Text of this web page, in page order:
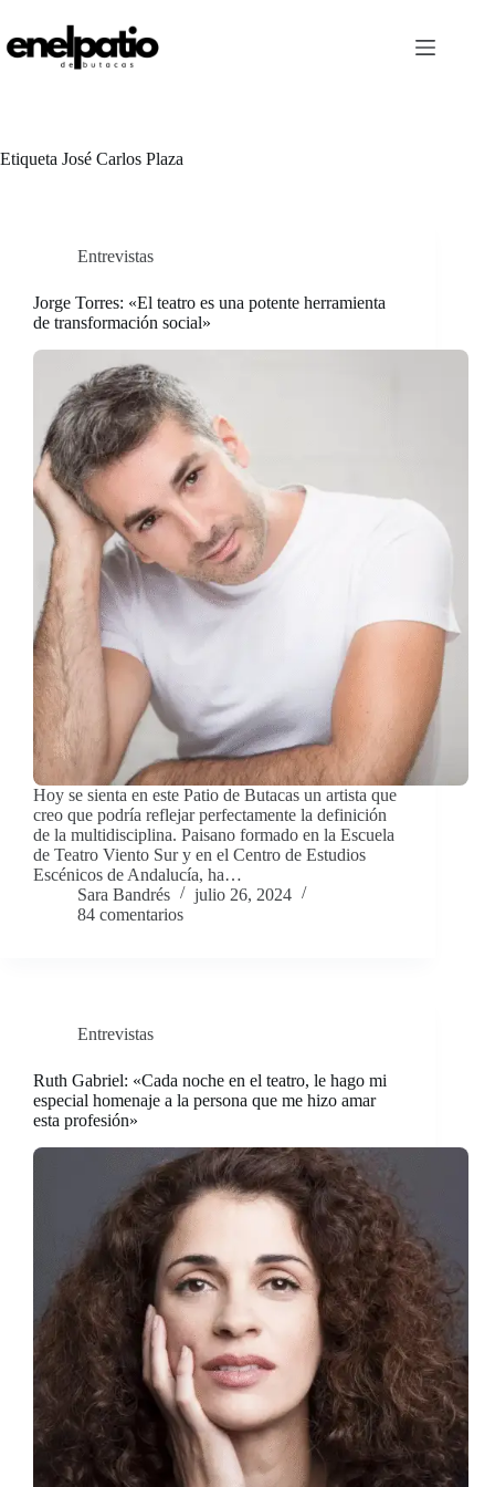
contenido
Etiqueta José Carlos Plaza
Entrevistas
Jorge Torres: «El teatro es una potente herramienta
de transformación social»
Hoy se sienta en este Patio de Butacas un artista que
creo que podría reflejar perfectamente la definición
de la multidisciplina. Paisano formado en la Escuela
de Teatro Viento Sur y en el Centro de Estudios
Escénicos de Andalucía, ha…
Sara Bandrés
julio 26, 2024
84 comentarios
Entrevistas
Ruth Gabriel: «Cada noche en el teatro, le hago mi
especial homenaje a la persona que me hizo amar
esta profesión»